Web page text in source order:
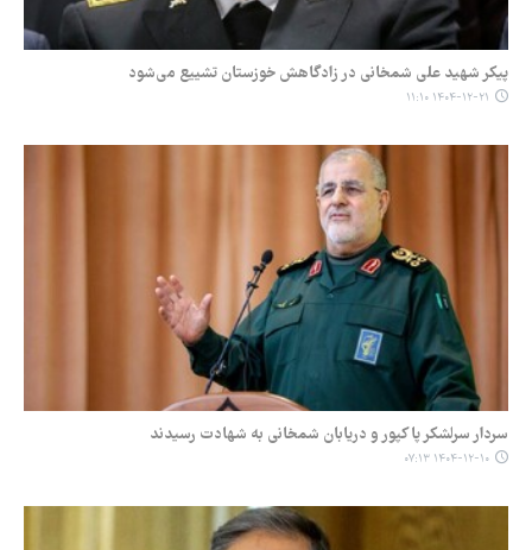
پیکر شهید علی شمخانی در زادگاهش خوزستان تشییع می‌شود
۱۴۰۴-۱۲-۲۱ ۱۱:۱۰
سردار سرلشکر پاکپور و دریابان شمخانی به شهادت رسیدند
۱۴۰۴-۱۲-۱۰ ۰۷:۱۳